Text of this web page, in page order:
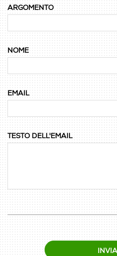
ARGOMENTO
NOME
EMAIL
TESTO DELL'EMAIL